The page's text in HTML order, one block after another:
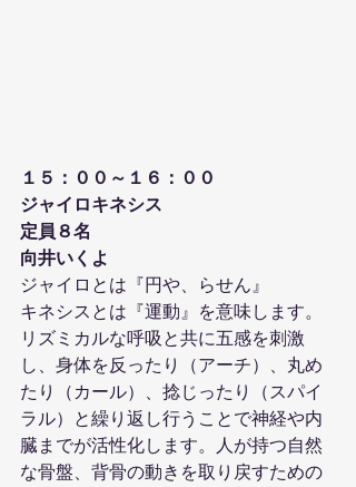
１５：００～１６：００
ジャイロキネシス
定員８名
向井いくよ
ジャイロとは『円や、らせん』
キネシスとは『運動』を意味します。
リズミカルな呼吸と共に五感を刺激
し、身体を反ったり（アーチ）、丸め
たり（カール）、捻じったり（スパイ
ラル）と繰り返し行うことで神経や内
臓までが活性化します。人が持つ自然
な骨盤、背骨の動きを取り戻すための